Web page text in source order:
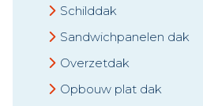
Schilddak
Sandwichpanelen dak
Overzetdak
Opbouw plat dak